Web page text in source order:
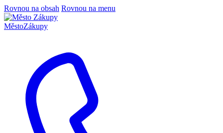
Rovnou na obsah Rovnou na menu
MěstoZákupy